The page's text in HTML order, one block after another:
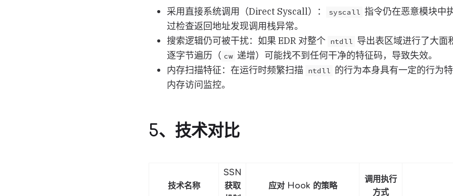
采用直接系统调用（Direct Syscall）： syscall 指令仍在恶意模块中
过检查返回地址发现调用栈异常。
搜索逻辑仍可被干扰：如果 EDR 对整个 ntdll 导出表区域进行了大面
逐字节遍历（ cw 递增）可能找不到任何干净的特征码，导致失效。
内存扫描特征：在运行时频繁扫描 ntdll 的行为本身具有一定的行为
内存访问监控。
5、技术对比
技术名称
SSN
获取
应对 Hook 的策略
调用执行
方式